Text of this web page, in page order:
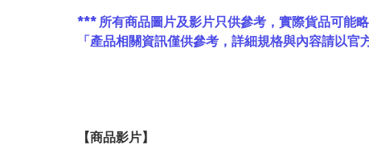
*** 所有商品圖片及影片只供參考，實際貨品可能
「產品相關資訊僅供參考，詳細規格與內容請以官
【商品影片】